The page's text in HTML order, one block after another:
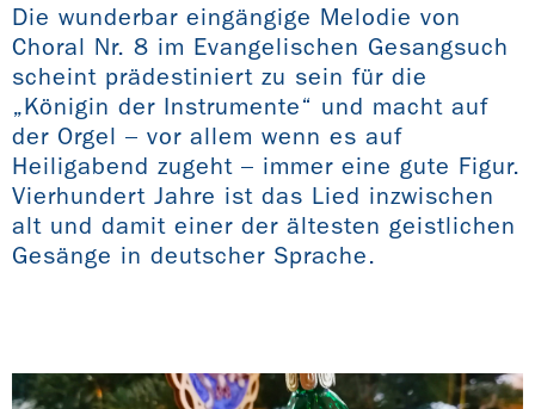
Die wunderbar eingängige Melodie von
Choral Nr. 8 im Evangelischen Gesangsuch
scheint prädestiniert zu sein für die
„Königin der Instrumente“ und macht auf
der Orgel – vor allem wenn es auf
Heiligabend zugeht – immer eine gute Figur.
Vierhundert Jahre ist das Lied inzwischen
alt und damit einer der ältesten geistlichen
Gesänge in deutscher Sprache.